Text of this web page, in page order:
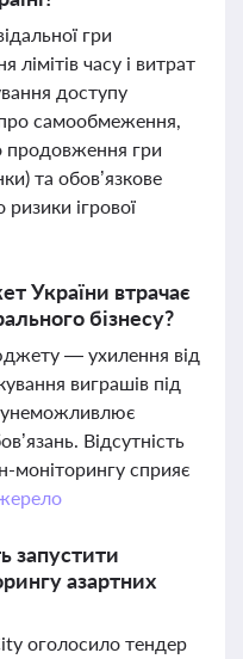
гри
часу і витрат
доступу
самообмеження,
продовження гри
та обов’язкове
ігрової
України втрачає
бізнесу?
— ухилення від
виграшів під
унеможливлює
Відсутність
моніторингу сприяє
запустити
азартних
оголосило тендер